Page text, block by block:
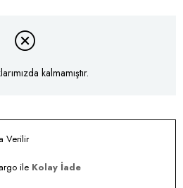
kalmamıştır.
Verilir
ile Kolay İade